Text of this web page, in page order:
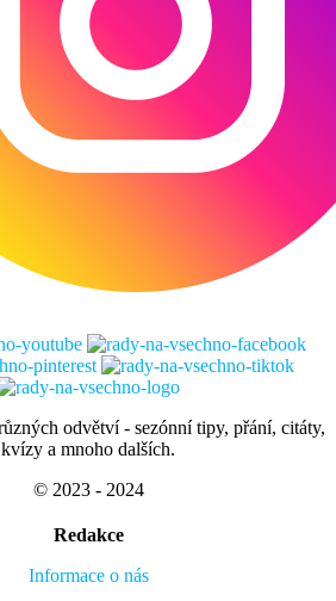
odvětví - sezónní tipy, přání, citáty,
kvízy a mnoho dalších.
© 2023 - 2024
Redakce
Informace o nás